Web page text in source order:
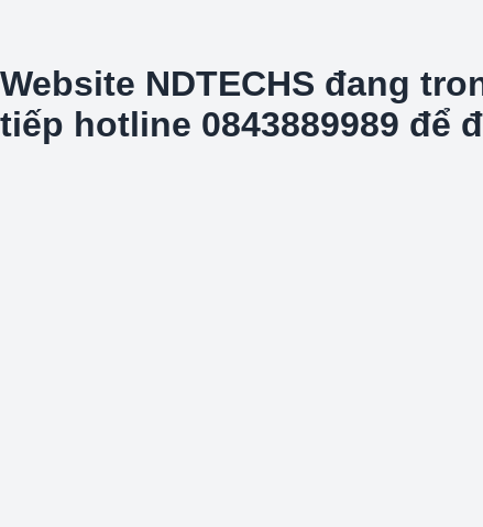
Website NDTECHS đang
tiếp hotline 0843889989 để